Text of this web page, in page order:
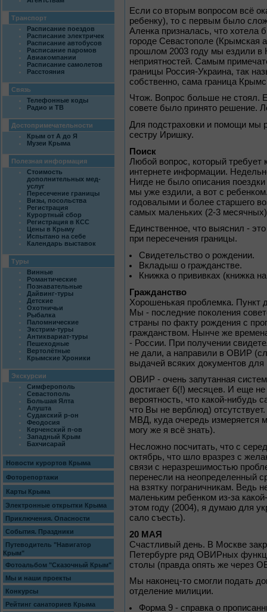
Транспорт
Расписание поездов
Расписание электричек
Расписание автобусов
Расписание паромов
Авиакомпании
Расписание самолетов
Расстояния
Связь
Телефонные коды
Радио и ТВ
Достопримечательности
Крым от А до Я
Музеи Крыма
Полезная информация
Стоимость
дополнительных мед-
услуг
Пересечение границы
Визы, посольства
Регистрация
Курортный сбор
Регистрация в КСС
Цены в Крыму
Испытано на себе
Календарь выставок
Туры
Винные
Романтические
Познавательные
Дайвинг-туры
Детские
Охотничьи
Рыбалка
Паломнические
Экстрим-туры
Антиквариат-туры
Пешеходные
Вертолётные
Крымские Хроники
Экскурсии
Симферополь
Севастополь
Большая Ялта
Алушта
Судакский р-он
Феодосия
Керченский п-ов
Западный Крым
Бахчисарай
Новости курортов Крыма
Фоторепортажи
Карты Крыма
Электронные открытки Крыма
Приключения. Опасности
События. Праздники
Путеводитель "Навигатор
Крым"
Фотоальбом "Сказочный Крым"
Мы и наши проекты
Конкурсы
Рейтинг санаториев Крыма
Если со вторым вопросом всё
ребенку), то с первым было
Аленка призналась, что хотела
городе Севастополе (Крымская
прошлом 2003 году мы ездили в
неприятностей. Самым
границы Россия-Украина, так
собственно, сама граница
Чтож. Вопрос больше не стоял.
совете было принято решение.
Для подстраховки и помощи мы
сестру Иришку.
Поиск
Любой вопрос, который требует
интернете информации.
Нигде не было описания
мы уже ездили, а вот с
годовалыми и более старшего
самых маленьких (2-3
Единственное, что выяснил -
при пересечения границы.
Свидетельство о рождении.
Вкладыш о гражданстве.
Книжка о прививках (книжка
Гражданство
Хорошенькая проблемка. Пункт
Мы - последние поколения
страны по факту рождения с
гражданством. Нынче же
- России. При получении
не дали, а направили в ОВИР
выдачей всяких документов
ОВИР - очень запутанная
достигает 6(!) месяцев. И еще не
вероятность, что какой-нибудь
что Вы не верблюд)
МВД, куда очередь измеряется
могу же я всё знать).
Несложно посчитать, что с
октябрь, что шло вразрез с
связи с неразрешимостью
перенесли на неопределенный
на взятку пограничникам. Ведь
маленьким ребенком из-за
этом году (2004), я думаю для
сало съесть).
20 МАЯ
Счастливый день. В Москве
Петербурге ряд ОВИРных
столы (правда опять же через
Мы наконец-то смогли подать
отделение милиции.
Форма 9 - справка о